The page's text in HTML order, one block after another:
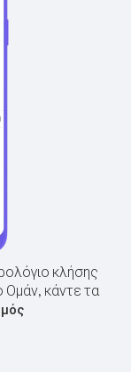
κλήσης
Ομάν, κάντε τα